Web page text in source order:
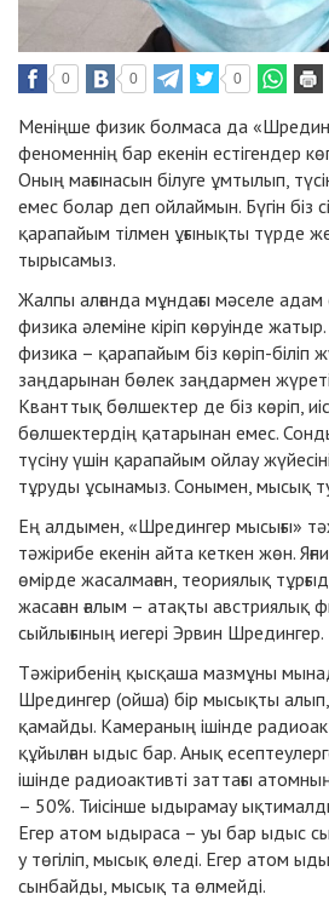
0 0 0
Меніңше физик болмаса да
феноменнің бар екенін естігендер
Оның мағынасын білуге ұмтылып,
емес болар деп ойлаймын. Бүгін біз
қарапайым тілмен ұғынықты түрде
тырысамыз.
Жалпы алғанда мұндағы мәселе
физика әлеміне кіріп көруінде
физика – қарапайым біз көріп-біліп
заңдарынан бөлек заңдармен
Кванттық бөлшектер де біз көріп,
бөлшектердің қатарынан емес.
түсіну үшін қарапайым ойлау
тұруды ұсынамыз. Сонымен, мысық
Ең алдымен, «Шредингер мысығы»
тәжірибе екенін айта кеткен жөн.
өмірде жасалмаған, теориялық
жасаған ғалым – атақты австриялық
сыйлығының иегері Эрвин Шредингер.
Тәжірибенің қысқаша мазмұны
Шредингер (ойша) бір мысықты алып,
қамайды. Камераның ішінде
құйылған ыдыс бар. Анық
ішінде радиоактивті заттағы
– 50%. Тиісінше ыдырамау
Егер атом ыдыраса – уы бар ыдыс
у төгіліп, мысық өледі. Егер атом
сынбайды, мысық та өлмейді.